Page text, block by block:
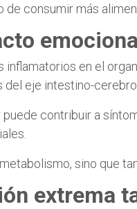
consumir más
en el
eje intestino-cerebro.
contribuir a
sino que
extrema